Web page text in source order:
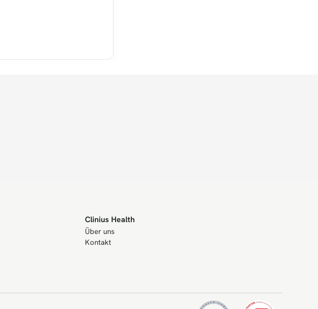
Clinius Health
Über uns
Kontakt